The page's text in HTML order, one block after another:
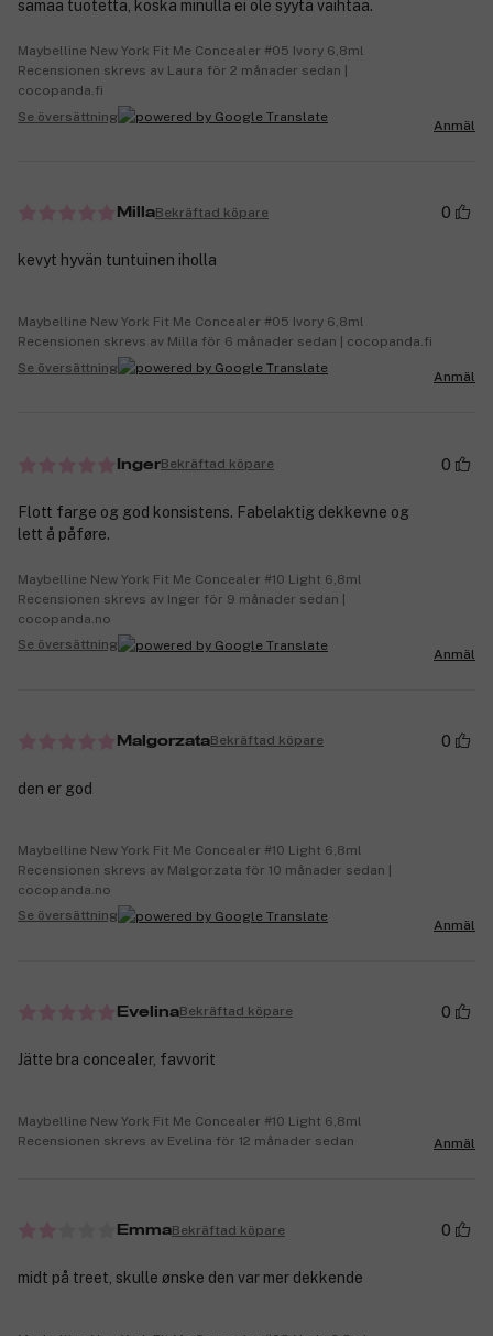
samaa tuotetta, koska minulla ei ole syytä vaihtaa.
Maybelline New York Fit Me Concealer #05 Ivory 6,8ml
Recensionen skrevs av Laura för 2 månader sedan |
cocopanda.fi
Se översättning
Anmäl
MillaBekräftad köpare 0
kevyt hyvän tuntuinen iholla
Maybelline New York Fit Me Concealer #05 Ivory 6,8ml
Recensionen skrevs av Milla för 6 månader sedan | cocopanda.fi
Se översättning
Anmäl
IngerBekräftad köpare 0
Flott farge og god konsistens. Fabelaktig dekkevne og
lett å påføre.
Maybelline New York Fit Me Concealer #10 Light 6,8ml
Recensionen skrevs av Inger för 9 månader sedan |
cocopanda.no
Se översättning
Anmäl
MalgorzataBekräftad köpare 0
den er god
Maybelline New York Fit Me Concealer #10 Light 6,8ml
Recensionen skrevs av Malgorzata för 10 månader sedan |
cocopanda.no
Se översättning
Anmäl
EvelinaBekräftad köpare 0
Jätte bra concealer, favvorit
Maybelline New York Fit Me Concealer #10 Light 6,8ml
Recensionen skrevs av Evelina för 12 månader sedan
Anmäl
EmmaBekräftad köpare 0
midt på treet, skulle ønske den var mer dekkende